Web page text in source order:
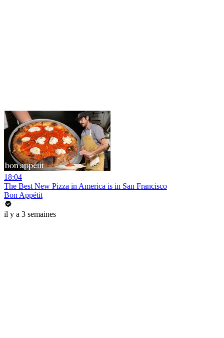
18:04
The Best New Pizza in America is in San Francisco
Bon Appétit
il y a 3 semaines